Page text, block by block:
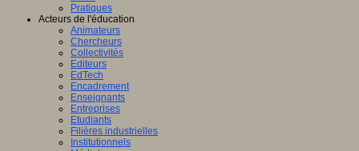
Pratiques
Acteurs de l'éducation
Animateurs
Chercheurs
Collectivités
Editeurs
EdTech
Encadrement
Enseignants
Entreprises
Etudiants
Filières industrielles
Institutionnels